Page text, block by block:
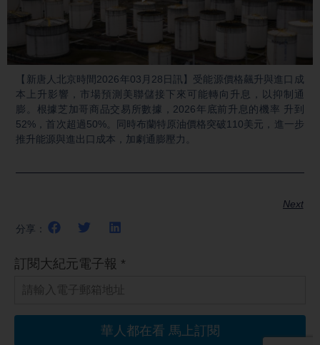
Play
【新唐人北京時間2026年03月28日訊】受能源價格飆升與進口成
本上升影響，市場預測美聯儲接下來可能轉向升息，以抑制通
膨。根據芝加哥商品交易所數據，2026年底前升息的機率 升到
52%，首次超過50%。同時布蘭特原油價格突破110美元，進一步
推升能源與進出口成本，加劇通膨壓力。
Next
分享：